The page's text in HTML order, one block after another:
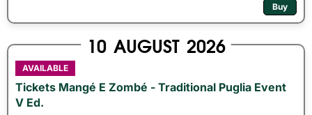
Buy
10 AUGUST 2026
AVAILABLE
Tickets Mangé E Zombé - Traditional Puglia Event
V Ed.